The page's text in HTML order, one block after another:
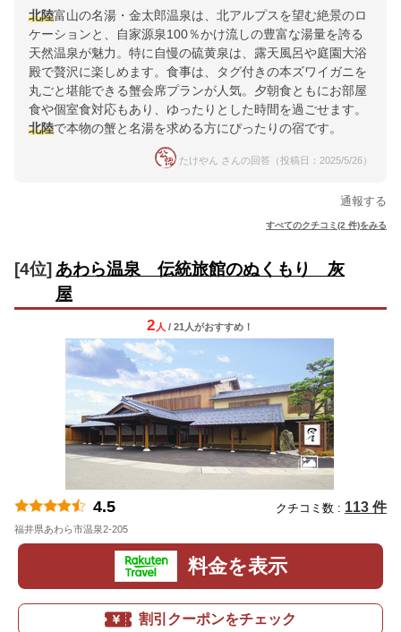
北陸富山の名湯・金太郎温泉は、北アルプスを望む絶景のロ
ケーションと、自家源泉100％かけ流しの豊富な湯量を誇る
天然温泉が魅力。特に自慢の硫黄泉は、露天風呂や庭園大浴
殿で贅沢に楽しめます。食事は、タグ付きの本ズワイガニを
丸ごと堪能できる蟹会席プランが人気。夕朝食ともにお部屋
食や個室食対応もあり、ゆったりとした時間を過ごせます。
北陸で本物の蟹と名湯を求める方にぴったりの宿です。
たけやん さんの回答（投稿日：2025/5/26）
通報する
すべてのクチコミ(2 件)をみる
[4位] あわら温泉 伝統旅館のぬくもり 灰
屋
2 人 / 21人がおすすめ！
4.5 クチコミ数 : 113 件
福井県あわら市温泉2-205
料金を表示
割引クーポンをチェック